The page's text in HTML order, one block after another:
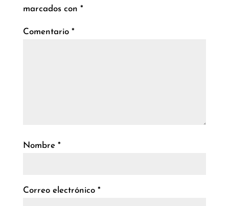
marcados con *
Comentario *
Nombre *
Correo electrónico *